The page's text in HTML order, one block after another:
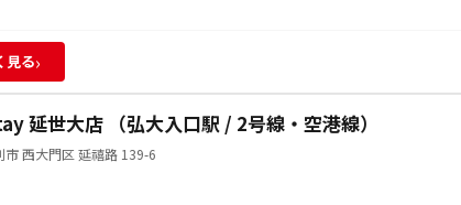
見る›
延世大店 （弘大入口駅 / 2号線・空港線）
市 西大門区 延禧路 139-6